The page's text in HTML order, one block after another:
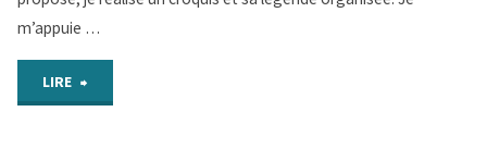
m’appuie …
LIRE